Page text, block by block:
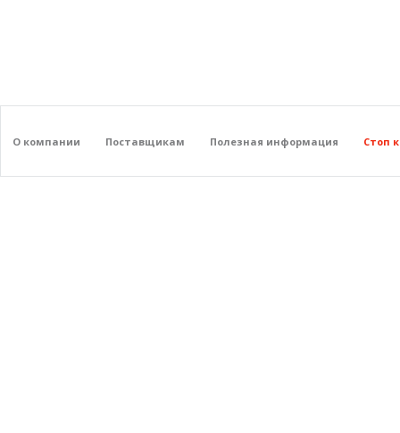
О компании Поставщикам Полезная информация Стоп